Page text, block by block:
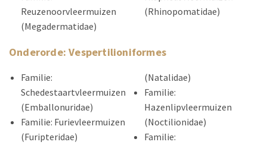
Reuzenoorvleermuizen
(Megadermatidae)
(Rhinopomatidae)
Onderorde: Vespertilioniformes
Familie:
Schedestaartvleermuizen
(Emballonuridae)
Familie: Furievleermuizen
(Furipteridae)
(Natalidae)
Familie:
Hazenlipvleermuizen
(Noctilionidae)
Familie: